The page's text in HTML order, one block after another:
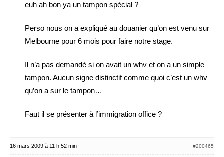
euh ah bon ya un tampon spécial ?
Perso nous on a expliqué au douanier qu’on est venu sur
Melbourne pour 6 mois pour faire notre stage.
Il n’a pas demandé si on avait un whv et on a un simple
tampon. Aucun signe distinctif comme quoi c’est un whv
qu’on a sur le tampon…
Faut il se présenter à l’immigration office ?
16 mars 2009 à 11 h 52 min #200465